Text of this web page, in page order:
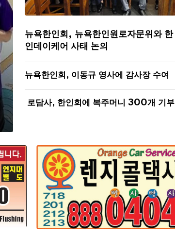
뉴욕한인회, 뉴욕한인원로자문위와 한
인데이케어 사태 논의
뉴욕한인회, 이동규 영사에 감사장 수여
로담사, 한인회에 복주머니 300개 기부